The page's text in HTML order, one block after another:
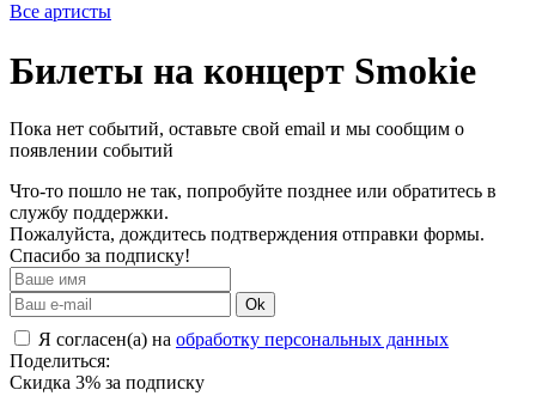
Все артисты
Билеты на концерт Smokie
Пока нет событий, оставьте свой email и мы сообщим о
появлении событий
Что-то пошло не так, попробуйте позднее или обратитесь в
службу поддержки.
Пожалуйста, дождитесь подтверждения отправки формы.
Спасибо за подписку!
Ok
Я согласен(а) на обработку персональных данных
Поделиться:
Скидка 3% за подписку